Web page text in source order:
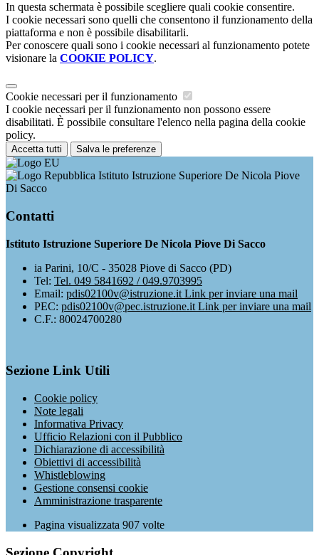
In questa schermata è possibile scegliere quali cookie consentire.
I cookie necessari sono quelli che consentono il funzionamento della
piattaforma e non è possibile disabilitarli.
Per conoscere quali sono i cookie necessari al funzionamento potete
visionare la COOKIE POLICY.
Cookie necessari per il funzionamento
I cookie necessari per il funzionamento non possono essere
disabilitati. È possibile consultare l'elenco nella pagina della cookie
policy.
Accetta tutti Salva le preferenze
Istituto Istruzione Superiore De Nicola Piove
Di Sacco
Contatti
Istituto Istruzione Superiore De Nicola Piove Di Sacco
ia Parini, 10/C - 35028 Piove di Sacco (PD)
Tel: Tel. 049 5841692 / 049.9703995
Email: pdis02100v@istruzione.it Link per inviare una mail
PEC: pdis02100v@pec.istruzione.it Link per inviare una mail
C.F.: 80024700280
Sezione Link Utili
Cookie policy
Note legali
Informativa Privacy
Ufficio Relazioni con il Pubblico
Dichiarazione di accessibilità
Obiettivi di accessibilità
Whistleblowing
Gestione consensi cookie
Amministrazione trasparente
Pagina visualizzata 907 volte